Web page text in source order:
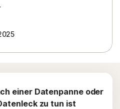
einer Datenpanne oder
zu tun ist